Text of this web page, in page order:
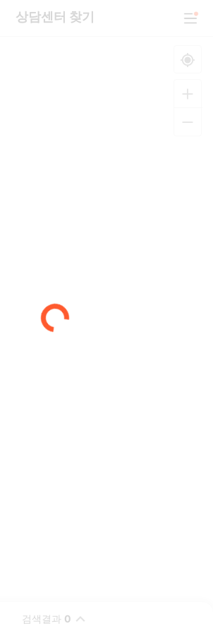
상담센터 찾기
검색결과 0